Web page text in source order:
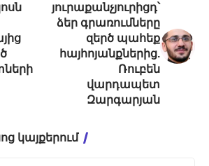
յուրաքանչյուրիցդ՝
ձեր գրառումները
զերծ պահեք
հայհոյանքներից.
Ռուբեն
վարդապետ
Զարգարյան
կայքերում